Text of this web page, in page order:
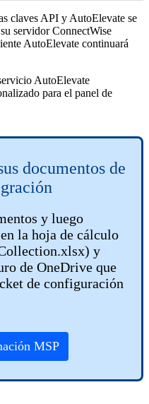
claves API y AutoElevate se
su servidor ConnectWise
AutoElevate continuará
AutoElevate
para el panel de
documentos de
ón
y luego
en la hoja de cálculo
.xlsx) y
de OneDrive que
de configuración
ón MSP